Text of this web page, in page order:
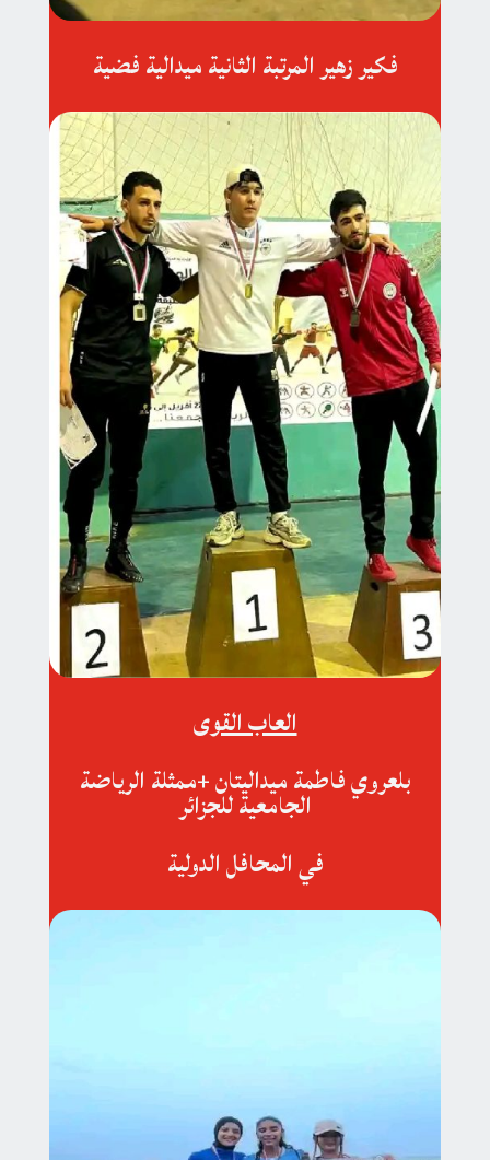
فكير زهير المرتبة الثانية ميدالية فضية
العاب القوى
بلعروي فاطمة ميداليتان +ممثلة الرياضة
الجامعية للجزائر
في المحافل الدولية